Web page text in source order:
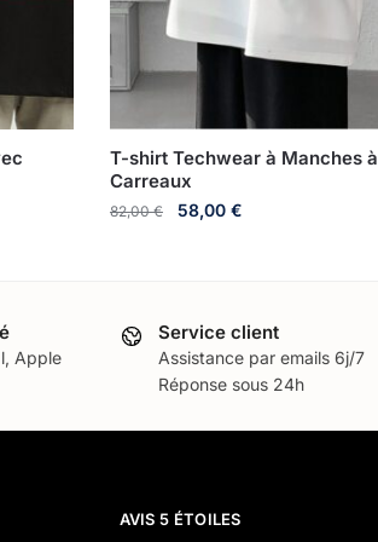
T-shirt Techwear à Manches à
Carreaux
82,00€ 58,00 €
Apple
Service client
Assistance par emails 6j/7
Réponse sous 24h
AVIS 5 ÉTOILES